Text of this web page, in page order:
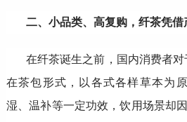
二、小品类、高复购，纤茶凭借
在纤茶诞生之前，国内消费者
在茶包形式，以各式各样草本为
湿、温补等一定功效，饮用场景却因